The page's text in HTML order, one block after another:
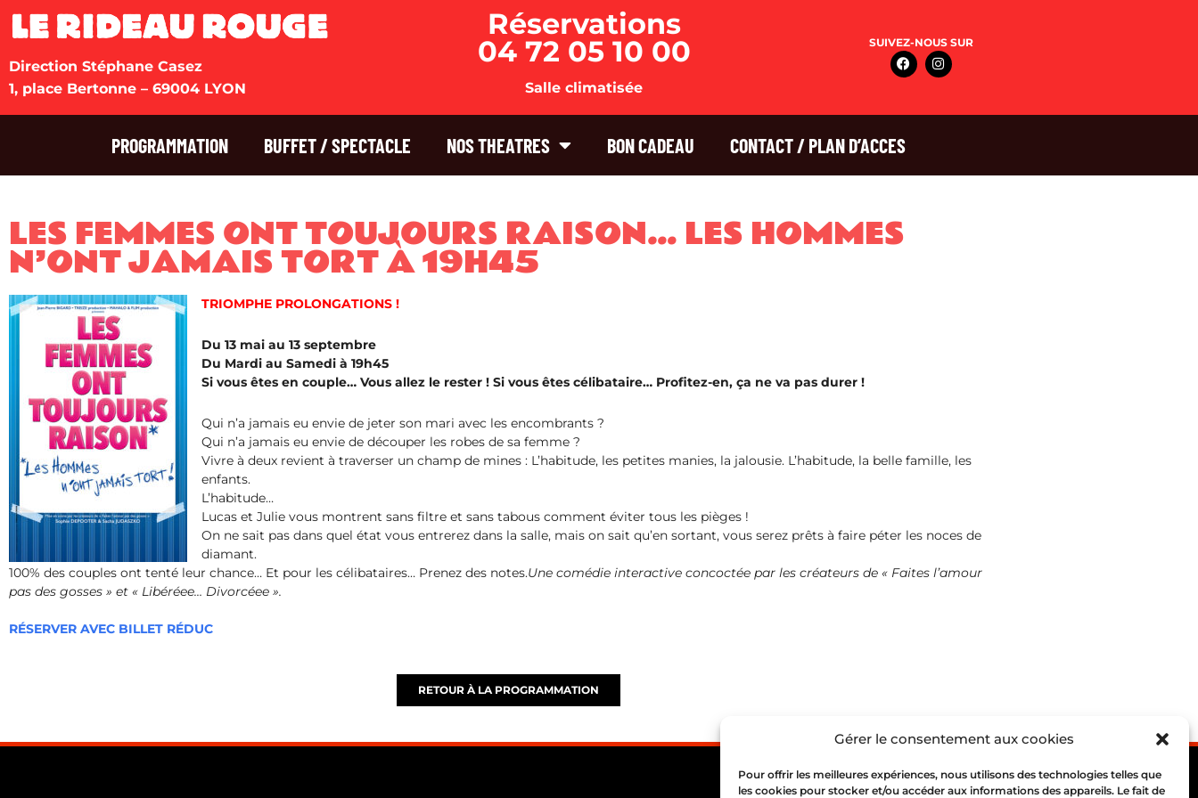
Gérer le consentement aux cookies
Pour offrir les meilleures expériences, nous utilisons des technologies telles que
les cookies pour stocker et/ou accéder aux informations des appareils. Le fait de
Direction Stéphane Casez
1, place Bertonne – 69004 LYON
Réservations
04 72 05 10 00
Salle climatisée
SUIVEZ-NOUS SUR
PROGRAMMATION BUFFET / SPECTACLE NOS THEATRES BON CADEAU CONTACT / PLAN D’ACCES
LES FEMMES ONT TOUJOURS RAISON… LES HOMMES
N’ONT JAMAIS TORT À 19H45
TRIOMPHE PROLONGATIONS !
Du 13 mai au 13 septembre
Du Mardi au Samedi à 19h45
Si vous êtes en couple… Vous allez le rester ! Si vous êtes célibataire… Profitez-en, ça ne va pas durer !
Qui n’a jamais eu envie de jeter son mari avec les encombrants ?
Qui n’a jamais eu envie de découper les robes de sa femme ?
Vivre à deux revient à traverser un champ de mines : L’habitude, les petites manies, la jalousie. L’habitude, la belle famille, les
enfants.
L’habitude…
Lucas et Julie vous montrent sans filtre et sans tabous comment éviter tous les pièges !
On ne sait pas dans quel état vous entrerez dans la salle, mais on sait qu’en sortant, vous serez prêts à faire péter les noces de
diamant.
100% des couples ont tenté leur chance… Et pour les célibataires… Prenez des notes.Une comédie interactive concoctée par les créateurs de « Faites l’amour
pas des gosses » et « Libéréee… Divorcéee ».
RÉSERVER AVEC BILLET RÉDUC
RETOUR À LA PROGRAMMATION